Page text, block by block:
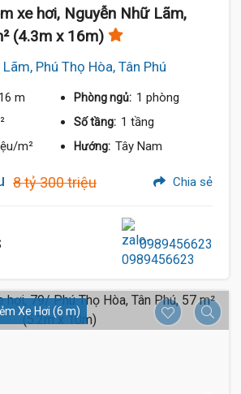
xe hơi, Nguyễn Nhữ Lãm,
(4.3m x 16m)
Phú Thọ Hòa, Tân Phú
m Phòng ngủ: 1 phòng
Số tầng: 1 tầng
m² Hướng: Tây Nam
8 tỷ 300 triệu Chia sẻ
0989456623
Xe Hơi (6 m)